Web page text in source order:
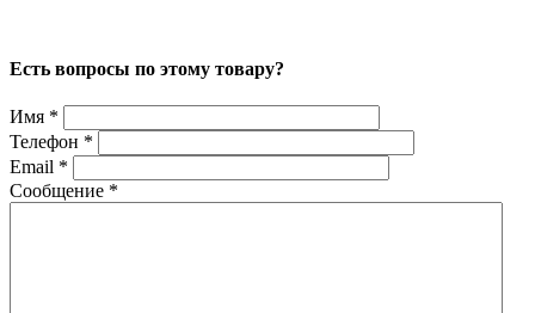
Есть вопросы по этому товару?
Имя *
Телефон *
Email *
Сообщение *